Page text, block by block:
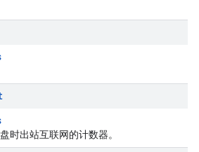
时出站互联网的计数器。